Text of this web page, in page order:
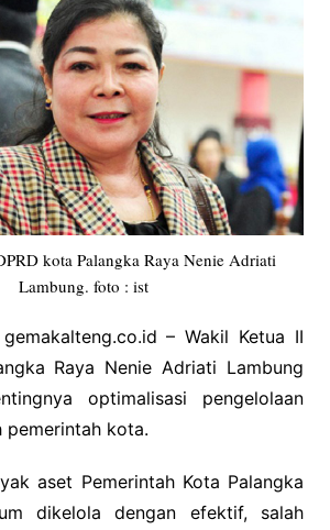
kota Palangka Raya Nenie Adriati
Lambung. foto : ist
– Wakil Ketua II
Raya Nenie Adriati Lambung
optimalisasi pengelolaan
pemerintah kota.
aset Pemerintah Kota Palangka
dikelola dengan efektif, salah